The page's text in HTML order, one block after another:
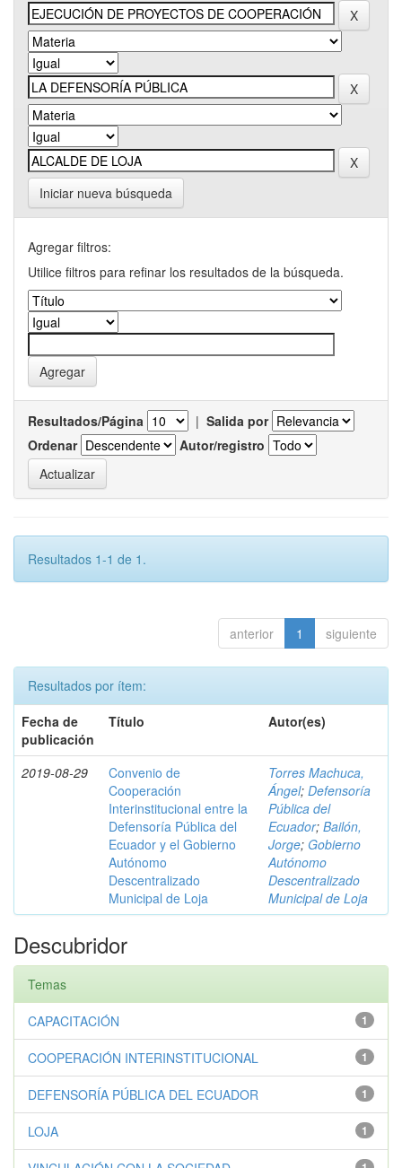
Iniciar nueva búsqueda
Agregar filtros:
Utilice filtros para refinar los resultados de la búsqueda.
Resultados/Página | Salida por
Ordenar
Autor/registro
Resultados 1-1 de 1.
anterior 1 siguiente
Resultados por ítem:
Fecha de
publicación
Título Autor(es)
2019-08-29
Convenio de
Cooperación
Interinstitucional entre la
Defensoría Pública del
Ecuador y el Gobierno
Autónomo
Descentralizado
Municipal de Loja
Torres Machuca,
Ángel; Defensoría
Pública del
Ecuador; Bailón,
Jorge; Gobierno
Autónomo
Descentralizado
Municipal de Loja
Descubridor
Temas
1
CAPACITACIÓN
1
COOPERACIÓN INTERINSTITUCIONAL
1
DEFENSORÍA PÚBLICA DEL ECUADOR
1
LOJA